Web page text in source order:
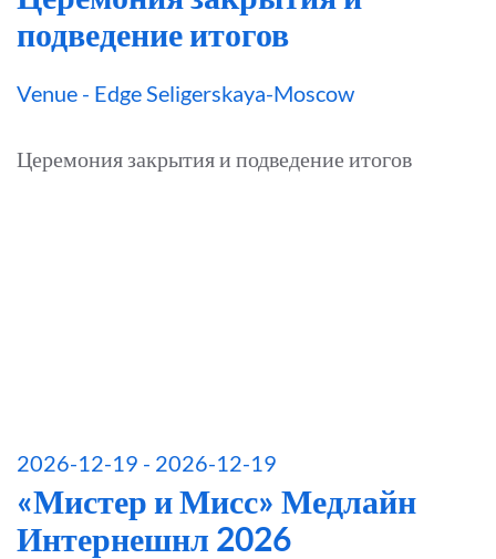
подведение итогов
Venue - Edge Seligerskaya-Moscow
Церемония закрытия и подведение итогов
2026-12-19 - 2026-12-19
«Мистер и Мисс» Медлайн
Интернешнл 2026